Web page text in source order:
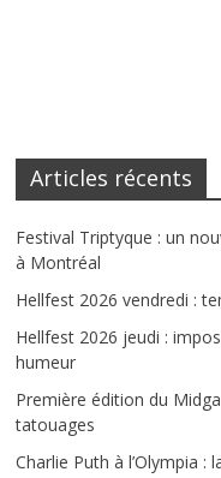
Articles récents
Festival Triptyque : un
à Montréal
Hellfest 2026 vendredi :
Hellfest 2026 jeudi :
humeur
Première édition du
tatouages
Charlie Puth à l’Olympia